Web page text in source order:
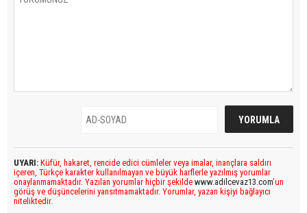
UYARI: Küfür, hakaret, rencide edici cümleler veya imalar, inançlara saldırı
içeren, Türkçe karakter kullanılmayan ve büyük harflerle yazılmış yorumlar
onaylanmamaktadır. Yazılan yorumlar hiçbir şekilde www.adilcevaz13.com’un
görüş ve düşüncelerini yansıtmamaktadır. Yorumlar, yazan kişiyi bağlayıcı
niteliktedir.